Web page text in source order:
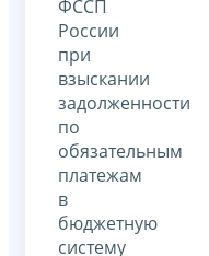
ФССП
России
при
взыскании
задолженности
по
обязательным
платежам
в
бюджетную
систему